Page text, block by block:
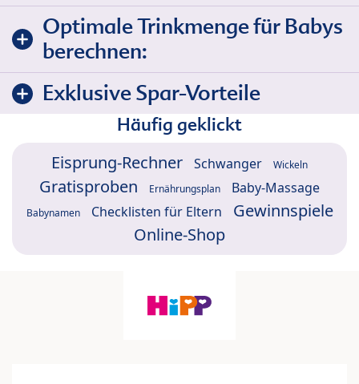
Optimale Trinkmenge für Babys
berechnen:
Exklusive Spar-Vorteile
Häufig geklickt
Eisprung-Rechner Schwanger Wickeln
Gratisproben Ernährungsplan Baby-Massage
Babynamen Checklisten für Eltern
Gewinnspiele
Online-Shop